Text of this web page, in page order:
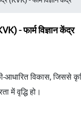
- फार्म विज्ञान केंद्र
आधारित विकास, जिससे
में वृद्धि हो।